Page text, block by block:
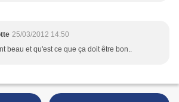
25/03/2012 14:50
beau et qu'est ce que ça doit être bon..